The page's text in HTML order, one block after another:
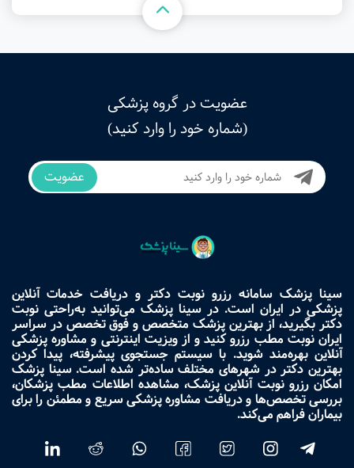
عضویت در گروه پزشکی
(شماره خود را وارد کنید)
عضویت
سینا پزشک سامانه رزرو نوبت دکتر و دریافت خدمات آنلاین
پزشکی در ایران است. در سینا پزشک می‌توانید به‌راحتی نوبت
دکتر بگیرید، از بهترین پزشک متخصص و فوق تخصص در سراسر
ایران نوبت مطب رزرو کنید و از ویزیت اینترنتی و مشاوره پزشکی
آنلاین بهره‌مند شوید. با سیستم جستجوی پیشرفته، پیدا کردن
بهترین دکتر در شهرهای مختلف ساده‌تر شده است. سینا پزشک
امکان رزرو نوبت آنلاین پزشک، مشاهده اطلاعات مطب پزشکان،
بررسی تخصص‌ها و دریافت مشاوره پزشکی سریع و مطمئن را برای
بیماران فراهم می‌کند.